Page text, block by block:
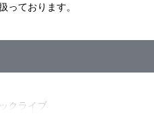
っております。
クライブ